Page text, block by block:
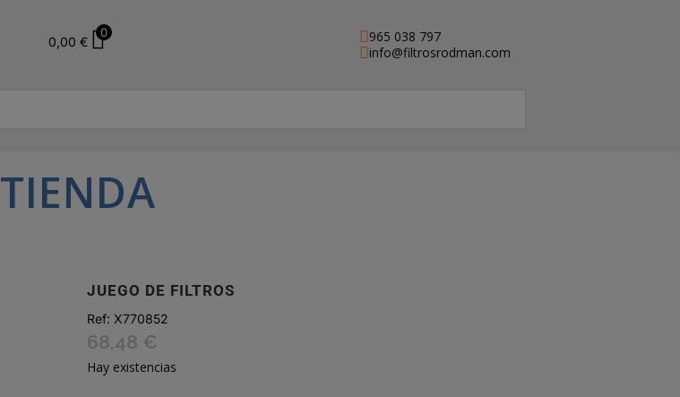
965 038 797
info@filtrosrodman.com
0,00 €
0
TIENDA
JUEGO DE FILTROS
Ref: X770852
68,48 €
Hay existencias